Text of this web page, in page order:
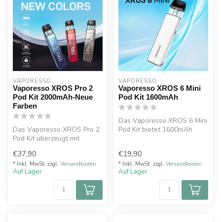
VAPORESSO
Vaporesso XROS Pro 2
Pod Kit 2000mAh-Neue
Farben
Das Vaporesso XROS Pro 2
Pod Kit überzeugt mit
Watt Leis...
€37,90
* Inkl. MwSt. zzgl. Versandkosten
Auf Lager
VAPORESSO
Vaporesso XROS 6 Mini
Pod Kit 1600mAh
Das Vaporesso XROS 6 Mini
Pod Kit bietet 1600mAh
€19,90
* Inkl. MwSt. zzgl. Versandkosten
Auf Lager